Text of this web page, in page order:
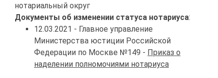
нотариальный округ
Документы об изменении статуса нотариуса:
12.03.2021 - Главное управление
Министерства юстиции Российской
Федерации по Москве №149 - Приказ о
наделении полномочиями нотариуса